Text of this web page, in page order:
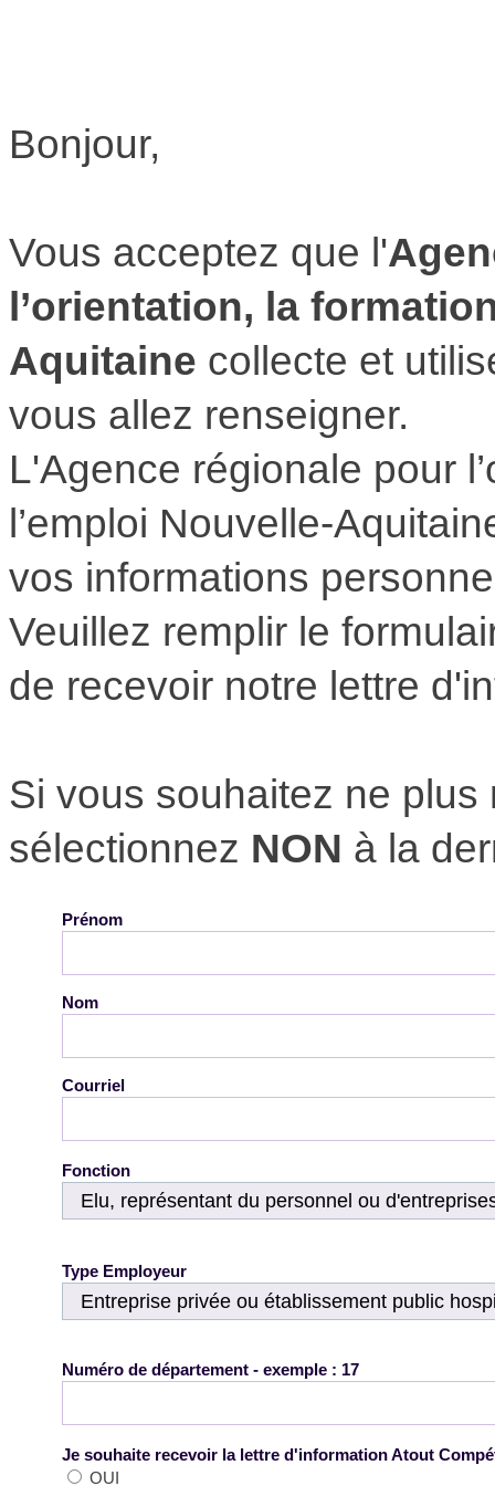
Bonjour,
Vous acceptez que l'
l’orientation, la
Aquitaine collecte et
vous allez renseigner.
L'Agence régionale pour
l’emploi Nouvelle-
vos informations
Veuillez remplir le
de recevoir notre lettre
Si vous souhaitez ne
sélectionnez NON à la
Prénom
Nom
Courriel
Fonction
Type Employeur
Numéro de département - exemple : 17
Je souhaite recevoir la lettre d'information Atout
OUI